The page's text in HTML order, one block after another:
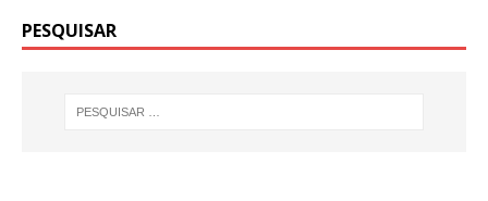
PESQUISAR